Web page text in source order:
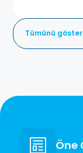
Tümünü göster
Öne